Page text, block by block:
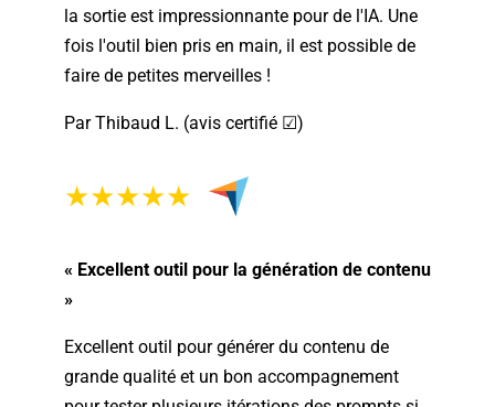
la sortie est impressionnante pour de l'IA. Une
fois l'outil bien pris en main, il est possible de
faire de petites merveilles !
Par Thibaud L. (avis certifié ☑)
★★★★★
« Excellent outil pour la génération de contenu
»
Excellent outil pour générer du contenu de
grande qualité et un bon accompagnement